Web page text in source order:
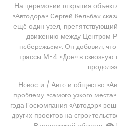
На церемонии открытия
«Автодора» Сергей Кельбах
ещё один узел,
движению между Центром
побережьем». Он добавил,
трассы М-4 «Дон» в сквозную
Новости / Авто и общество
проблему «самого узкого
года Госкомпания «Автодор»
других проектов на